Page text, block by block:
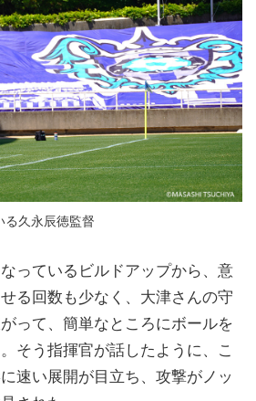
る久永辰徳監督
なっているビルドアップから、意
る回数も少なく、大津さんの守
って、簡単なところにボールを
そう指揮官が話したように、こ
速い展開が目立ち、攻撃がノッ